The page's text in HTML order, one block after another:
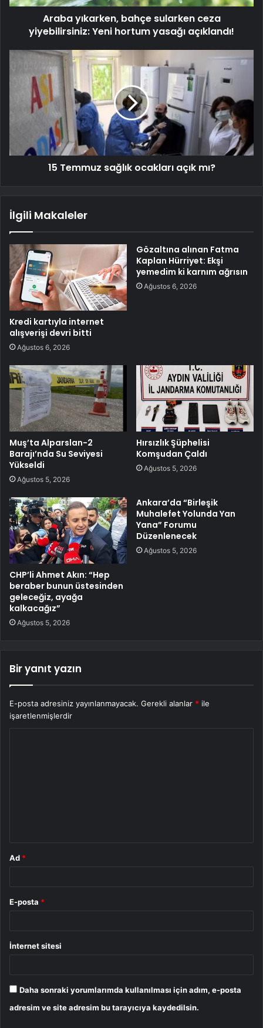
Araba yıkarken, bahçe sularken ceza
yiyebilirsiniz: Yeni hortum yasağı açıklandı!
15 Temmuz sağlık ocakları açık mı?
İlgili Makaleler
Kredi kartıyla internet
alışverişi devri bitti
Ağustos 6, 2026
Gözaltına alınan Fatma
Kaplan Hürriyet: Ekşi
yemedim ki karnım ağrısın
Ağustos 6, 2026
Muş’ta Alparslan-2
Barajı’nda Su Seviyesi
Yükseldi
Ağustos 5, 2026
Hırsızlık Şüphelisi
Komşudan Çaldı
Ağustos 5, 2026
CHP’li Ahmet Akın: “Hep
beraber bunun üstesinden
geleceğiz, ayağa
kalkacağız”
Ağustos 5, 2026
Ankara’da “Birleşik
Muhalefet Yolunda Yan
Yana” Forumu
Düzenlenecek
Ağustos 5, 2026
Bir yanıt yazın
E-posta adresiniz yayınlanmayacak. Gerekli alanlar * ile
işaretlenmişlerdir
Ad *
E-posta *
İnternet sitesi
Daha sonraki yorumlarımda kullanılması için adım, e-posta
adresim ve site adresim bu tarayıcıya kaydedilsin.